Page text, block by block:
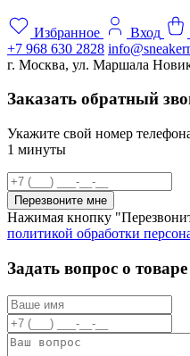
Избранное Вход
+7 968 630 2828
г. Москва, ул. Маршала
Заказать обратный
Укажите свой номер
1 минуты
Перезвоните мне
Нажимая кнопку
политикой обработки
Задать вопрос о товаре